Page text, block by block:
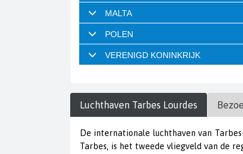
Luchthaven Tarbes Lourdes
De internationale luchthaven van
Tarbes, is het tweede vliegveld van de